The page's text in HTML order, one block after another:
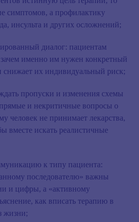
симптомов, а профилактику
инсульта и других осложнений;
диалог: пациентам
именно им нужен конкретный
снижает их индивидуальный риск;
пропуски и изменения схемы
прямые и некритичные вопросы о
человек не принимает лекарства,
вместе искать реалистичные
к типу пациента:
последователю» важны
и цифры, а «активному
как вписать терапию в
жизни;